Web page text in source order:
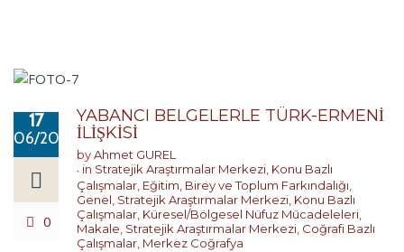
17
06/2026
0
YABANCI BELGELERLE TÜRK-ERMENİ
İLİŞKİSİ
byAhmet GUREL
in Stratejik Araştırmalar Merkezi, Konu Bazlı
Çalışmalar, Eğitim, Birey ve Toplum Farkındalığı,
Genel, Stratejik Araştırmalar Merkezi, Konu Bazlı
Çalışmalar, Küresel/Bölgesel Nüfuz Mücadeleleri,
Makale, Stratejik Araştırmalar Merkezi, Coğrafi Bazlı
Çalışmalar, Merkez Coğrafya